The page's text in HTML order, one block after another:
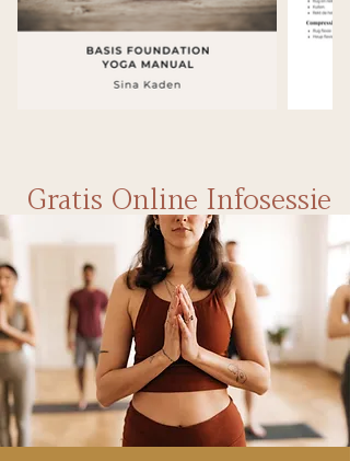
Gratis Online Infosessie